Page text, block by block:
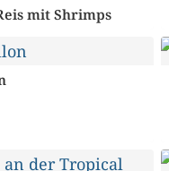
mit Shrimps